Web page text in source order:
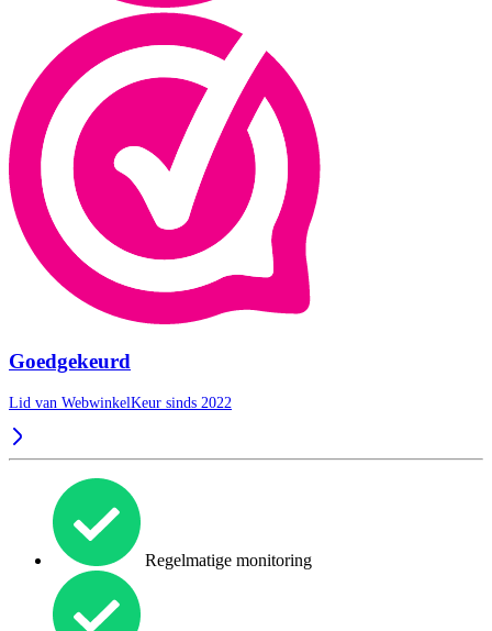
Goedgekeurd
Lid van WebwinkelKeur sinds 2022
Regelmatige monitoring